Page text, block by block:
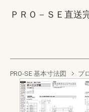
ＰＲＯ－ＳＥ直送
PRO-SE 基本寸法図 プ